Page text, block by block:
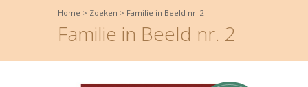
Home > Zoeken > Familie in Beeld nr. 2
Familie in Beeld nr. 2